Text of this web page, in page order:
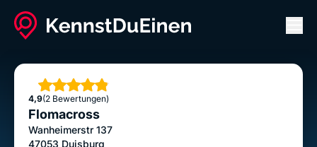
Flomacross
4,9
Sterne
(2 Bewertungen)
Flomacross
Wanheimerstr 137
47053 Duisburg